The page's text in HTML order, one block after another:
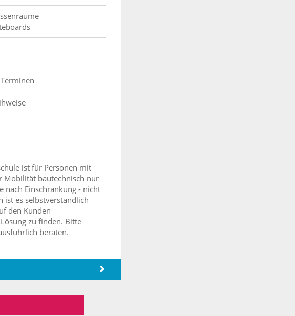
ist für Personen mit
Mobilität bautechnisch nur
nach Einschränkung - nicht
ist es selbstverständlich
den Kunden
zu finden. Bitte
beraten.